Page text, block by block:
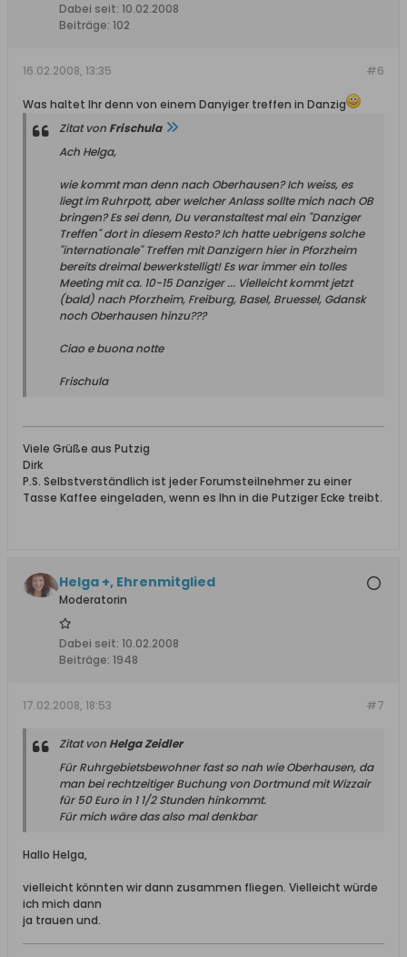
Dabei seit: 10.02.2008
Beiträge: 102
#6
16.02.2008, 13:35
Was haltet Ihr denn von einem Danyiger treffen in Danzig
Zitat von Frischula
Ach Helga,
wie kommt man denn nach Oberhausen? Ich weiss, es
liegt im Ruhrpott, aber welcher Anlass sollte mich nach OB
bringen? Es sei denn, Du veranstaltest mal ein "Danziger
Treffen" dort in diesem Resto? Ich hatte uebrigens solche
"internationale" Treffen mit Danzigern hier in Pforzheim
bereits dreimal bewerkstelligt! Es war immer ein tolles
Meeting mit ca. 10-15 Danziger ... Vielleicht kommt jetzt
(bald) nach Pforzheim, Freiburg, Basel, Bruessel, Gdansk
noch Oberhausen hinzu???
Ciao e buona notte
Frischula
Viele Grüße aus Putzig
Dirk
P.S. Selbstverständlich ist jeder Forumsteilnehmer zu einer
Tasse Kaffee eingeladen, wenn es Ihn in die Putziger Ecke treibt.
Helga +, Ehrenmitglied
Moderatorin
Dabei seit: 10.02.2008
Beiträge: 1948
#7
17.02.2008, 18:53
Zitat von Helga Zeidler
Für Ruhrgebietsbewohner fast so nah wie Oberhausen, da
man bei rechtzeitiger Buchung von Dortmund mit Wizzair
für 50 Euro in 1 1/2 Stunden hinkommt.
Für mich wäre das also mal denkbar
Hallo Helga,
vielleicht könnten wir dann zusammen fliegen. Vielleicht würde
ich mich dann
ja trauen und.